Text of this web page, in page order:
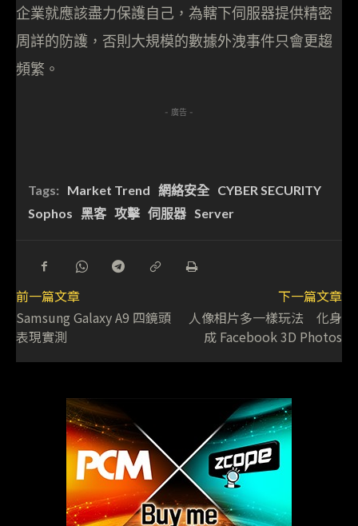
企業就應該盡力保護自己，為轄下伺服器提供精密
周詳的防護，否則大規模的數據外洩事件只會更趨
頻繁。
- 廣告 -
Tags: Market Trend 網絡安全 CYBER SECURITY
Sophos
黑客 攻擊 伺服器 Server
前一篇文章
Samsung Galaxy A9 四鏡頭
表現實測
下一篇文章
人像相片多一樣玩法 化身
成 Facebook 3D Photos